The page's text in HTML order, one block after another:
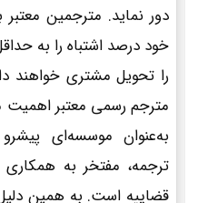
دور نماید. مترجمین
خود درصد اشتباه را به
را تحویل مشتری خواهند
مترجم رسمی معتبر اهمیت
به‌عنوان موسسه‌ای
ترجمه، مفتخر به
قضاییه است. به همین